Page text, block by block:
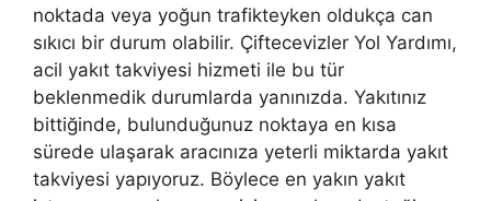
noktada veya yoğun trafikteyken oldukça can
sıkıcı bir durum olabilir. Çiftecevizler Yol Yardımı,
acil yakıt takviyesi hizmeti ile bu tür
beklenmedik durumlarda yanınızda. Yakıtınız
bittiğinde, bulunduğunuz noktaya en kısa
sürede ulaşarak aracınıza yeterli miktarda yakıt
takviyesi yapıyoruz. Böylece en yakın yakıt